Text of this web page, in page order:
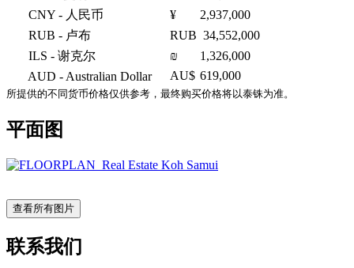
CNY - 人民币 ¥
2,937,000
RUB - 卢布 RUB 34,552,000
ILS - 谢克尔 ₪
1,326,000
AUD - Australian Dollar AU$ 619,000
所提供的不同货币价格仅供参考，最终购买价格将以泰铢为准。
平面图
查看所有图片
联系我们